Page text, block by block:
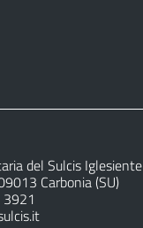
del Sulcis Iglesiente
Carbonia (SU)